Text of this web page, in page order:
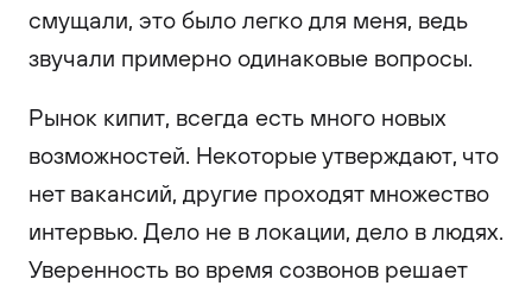
смущали, это было легко для меня, ведь
звучали примерно одинаковые вопросы.
Рынок кипит, всегда есть много новых
возможностей. Некоторые утверждают, что
нет вакансий, другие проходят множество
интервью. Дело не в локации, дело в людях.
Уверенность во время созвонов решает